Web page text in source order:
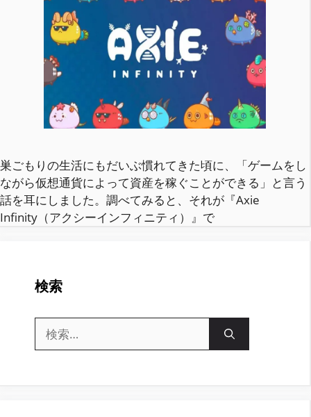
巣ごもりの生活にもだいぶ慣れてきた頃に、「ゲームをし
ながら仮想通貨によって資産を稼ぐことができる」と言う
話を耳にしました。調べてみると、それが『Axie
Infinity（アクシーインフィニティ）』で
検索
索: